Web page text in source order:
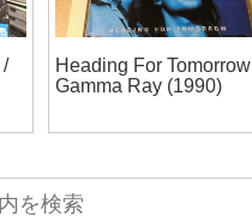
/
Heading For
Gamma Ray (1990)